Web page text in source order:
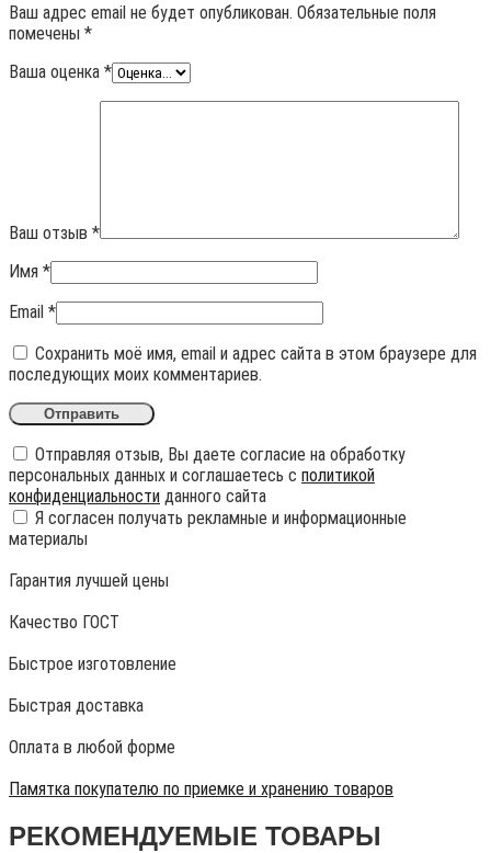
Ваш адрес email не будет опубликован. Обязательные поля
помечены *
Ваша оценка *
Ваш отзыв *
Имя *
Email *
Сохранить моё имя, email и адрес сайта в этом браузере для
последующих моих комментариев.
Отправляя отзыв, Вы даете согласие на обработку
персональных данных и соглашаетесь с политикой
конфиденциальности данного сайта
Я согласен получать рекламные и информационные
материалы
Гарантия лучшей цены
Качество ГОСТ
Быстрое изготовление
Быстрая доставка
Оплата в любой форме
Памятка покупателю по приемке и хранению товаров
РЕКОМЕНДУЕМЫЕ ТОВАРЫ